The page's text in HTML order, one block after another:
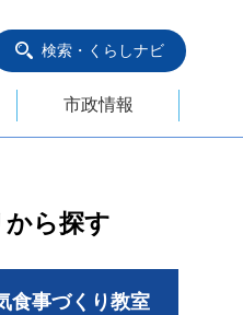
検索・くらしナビ
市政情報
から探す
食事づくり教室